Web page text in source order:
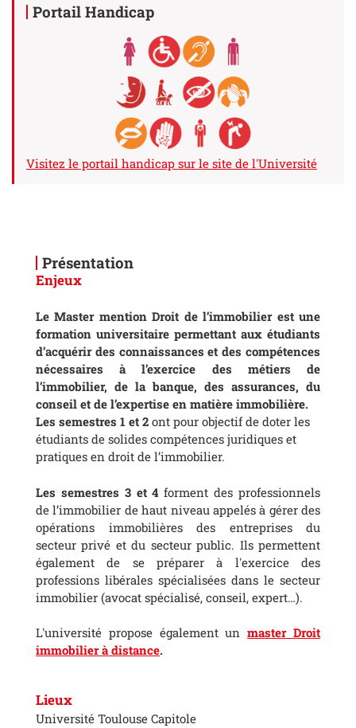
Portail Handicap
Visitez le portail handicap sur le site de l'Université
Présentation
Enjeux
Le Master mention Droit de l’immobilier est une
formation universitaire permettant aux étudiants
d’acquérir des connaissances et des compétences
nécessaires à l’exercice des métiers de
l’immobilier, de la banque, des assurances, du
conseil et de l’expertise en matière immobilière.
Les semestres 1 et 2 ont pour objectif de doter les
étudiants de solides compétences juridiques et
pratiques en droit de l’immobilier.
Les semestres 3 et 4forment des professionnels
de l’immobilier de haut niveau appelés à gérer des
opérations immobilières des entreprises du
secteur privé et du secteur public. Ils permettent
également de se préparer à l'exercice des
professions libérales spécialisées dans le secteur
immobilier (avocat spécialisé, conseil, expert…).
L'université propose également un master Droit
immobilier à distance.
Lieux
Université Toulouse Capitole